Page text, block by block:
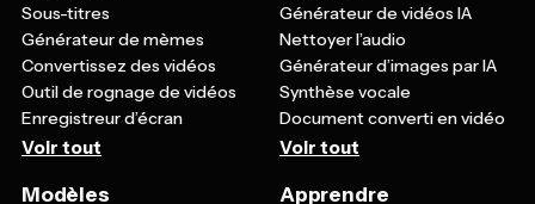
Sous-titres
Générateur de mèmes
Convertissez des vidéos
Outil de rognage de vidéos
Enregistreur d’écran
Voir tout
Générateur de vidéos IA
Nettoyer l’audio
Générateur d’images par IA
Synthèse vocale
Document converti en vidéo
Voir tout
Modèles Apprendre